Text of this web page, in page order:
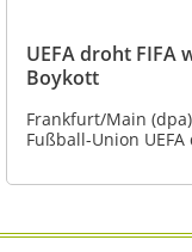
UEFA droht FIFA
Boykott
Frankfurt/Main
Fußball-Union